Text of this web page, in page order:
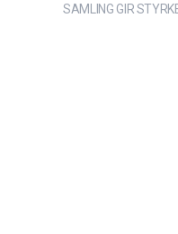
SAMLING GIR